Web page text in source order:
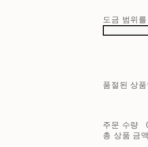
도금 범위
품절된 상
주문 수량
총 상품 금액